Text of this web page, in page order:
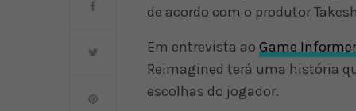
de acordo com o produtor
Em entrevista aoGame
Reimagined terá uma história
escolhas do jogador.